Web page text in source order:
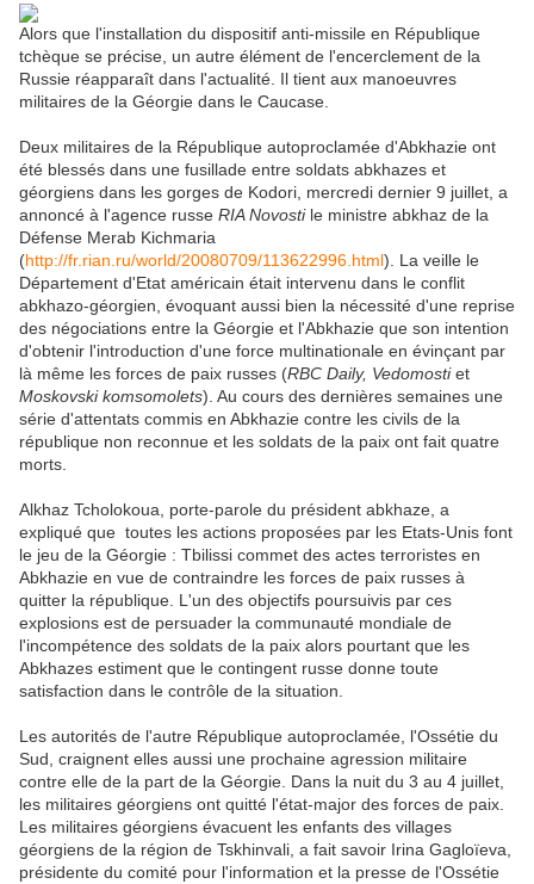
Alors que l'installation du dispositif anti-missile en République
tchèque se précise, un autre élément de l'encerclement de la
Russie réapparaît dans l'actualité. Il tient aux manoeuvres
militaires de la Géorgie dans le Caucase.
Deux militaires de la République autoproclamée d'Abkhazie ont
été blessés dans une fusillade entre soldats abkhazes et
géorgiens dans les gorges de Kodori, mercredi dernier 9 juillet, a
annoncé à l'agence russe RIA Novostile ministre abkhaz de la
Défense Merab Kichmaria
(http://fr.rian.ru/world/20080709/113622996.html). La veille le
Département d'Etat américain était intervenu dans le conflit
abkhazo-géorgien, évoquant aussi bien la nécessité d'une reprise
des négociations entre la Géorgie et l'Abkhazie que son intention
d'obtenir l'introduction d'une force multinationale en évinçant par
là même les forces de paix russes (RBC Daily, Vedomostiet
Moskovski komsomolets). Au cours des dernières semaines une
série d'attentats commis en Abkhazie contre les civils de la
république non reconnue et les soldats de la paix ont fait quatre
morts.
Alkhaz Tcholokoua, porte-parole du président abkhaze, a
expliqué que toutes les actions proposées par les Etats-Unis font
le jeu de la Géorgie : Tbilissi commet des actes terroristes en
Abkhazie en vue de contraindre les forces de paix russes à
quitter la république. L'un des objectifs poursuivis par ces
explosions est de persuader la communauté mondiale de
l'incompétence des soldats de la paix alors pourtant que les
Abkhazes estiment que le contingent russe donne toute
satisfaction dans le contrôle de la situation.
Les autorités de l'autre République autoproclamée, l'Ossétie du
Sud, craignent elles aussi une prochaine agression militaire
contre elle de la part de la Géorgie. Dans la nuit du 3 au 4 juillet,
les militaires géorgiens ont quitté l'état-major des forces de paix.
Les militaires géorgiens évacuent les enfants des villages
géorgiens de la région de Tskhinvali, a fait savoir Irina Gagloïeva,
présidente du comité pour l'information et la presse de l'Ossétie